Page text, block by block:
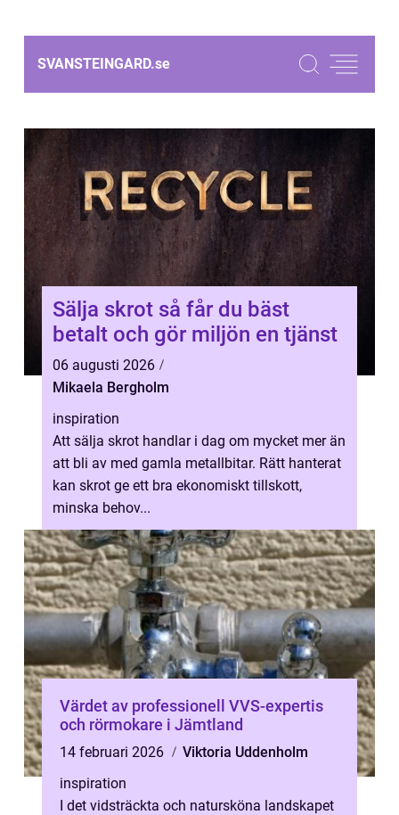
SVANSTEINGARD.se
Sälja skrot så får du bäst
betalt och gör miljön en tjänst
06 augusti 2026
Mikaela Bergholm
inspiration
Att sälja skrot handlar i dag om mycket mer än
att bli av med gamla metallbitar. Rätt hanterat
kan skrot ge ett bra ekonomiskt tillskott,
minska behov...
Värdet av professionell VVS-expertis
och rörmokare i Jämtland
14 februari 2026
Viktoria Uddenholm
inspiration
I det vidsträckta och natursköna landskapet